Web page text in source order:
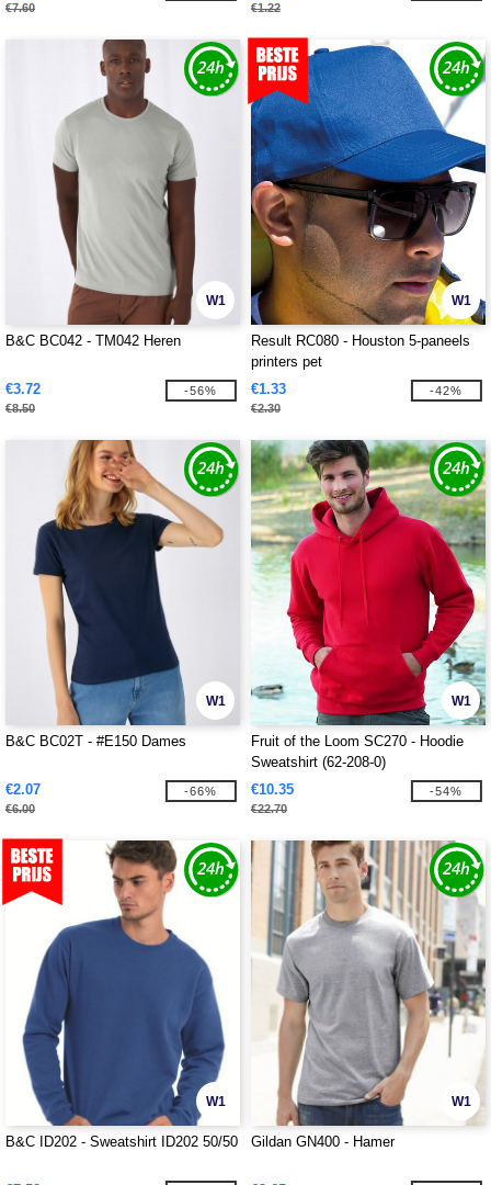
€7.60 €1.22
W1
B&C BC042 - TM042 Heren
€3.72
€8.50
-56%
W1
Result RC080 - Houston 5-paneels
printers pet
€1.33
€2.30
-42%
W1
B&C BC02T - #E150 Dames
€2.07
€6.00
-66%
W1
Fruit of the Loom SC270 - Hoodie
Sweatshirt (62-208-0)
€10.35
€22.70
-54%
W1
B&C ID202 - Sweatshirt ID202 50/50
W1
Gildan GN400 - Hamer